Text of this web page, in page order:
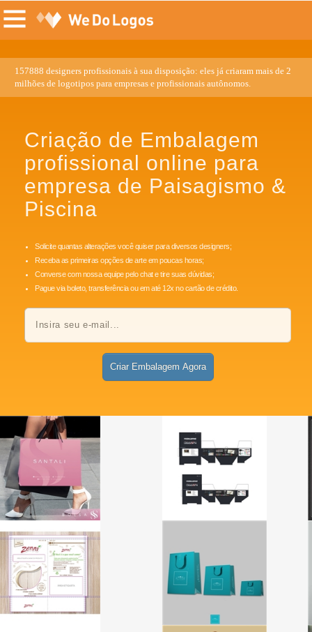
157888 designers profissionais à sua disposição: eles já criaram mais de 2
milhões de logotipos para empresas e profissionais autônomos.
Criação de Embalagem
profissional online para
empresa de Paisagismo &
Piscina
Solicite quantas alterações você quiser para diversos designers;
Receba as primeiras opções de arte em poucas horas;
Converse com nossa equipe pelo chat e tire suas dúvidas;
Pague via boleto, transferência ou em até 12x no cartão de crédito.
Criar Embalagem Agora